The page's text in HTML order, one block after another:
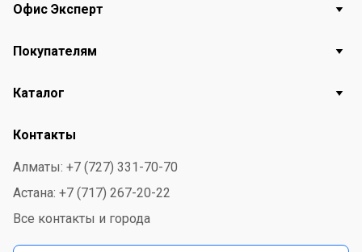
Офис Эксперт
Покупателям
Каталог
Контакты
Алматы: +7 (727) 331-70-70
Астана: +7 (717) 267-20-22
Все контакты и города